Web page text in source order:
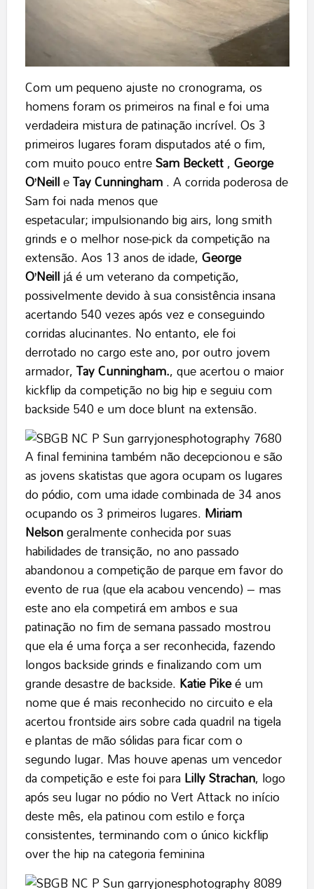
Com um pequeno ajuste no cronograma, os
homens foram os primeiros na final e foi uma
verdadeira mistura de patinação incrível. Os 3
primeiros lugares foram disputados até o fim,
com muito pouco entreSam Beckett,George
O’NeilleTay Cunningham. A corrida poderosa de
Sam foi nada menos que
espetacular; impulsionando big airs, long smith
grinds e o melhor nose-pick da competição na
extensão. Aos 13 anos de idade,George
O’Neilljá é um veterano da competição,
possivelmente devido à sua consistência insana
acertando 540 vezes após vez e conseguindo
corridas alucinantes. No entanto, ele foi
derrotado no cargo este ano, por outro jovem
armador,Tay Cunningham., que acertou o maior
kickflip da competição no big hip e seguiu com
backside 540 e um doce blunt na extensão.
A final feminina também não decepcionou e são
as jovens skatistas que agora ocupam os lugares
do pódio, com uma idade combinada de 34 anos
ocupando os 3 primeiros lugares. Miriam
Nelsongeralmente conhecida por suas
habilidades de transição, no ano passado
abandonou a competição de parque em favor do
evento de rua (que ela acabou vencendo) – mas
este ano ela competirá em ambos e sua
patinação no fim de semana passado mostrou
que ela é uma força a ser reconhecida, fazendo
longos backside grinds e finalizando com um
grande desastre de backside. Katie Pikeé um
nome que é mais reconhecido no circuito e ela
acertou frontside airs sobre cada quadril na tigela
e plantas de mão sólidas para ficar com o
segundo lugar. Mas houve apenas um vencedor
da competição e este foi paraLilly Strachan, logo
após seu lugar no pódio no Vert Attack no início
deste mês, ela patinou com estilo e força
consistentes, terminando com o único kickflip
over the hip na categoria feminina